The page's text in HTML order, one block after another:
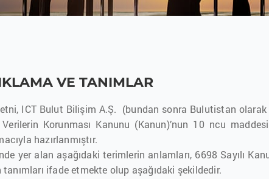
VE TANIMLAR
ICT Bulut Bilişim A.Ş. (bundan sonra Bulutistan olarak
Korunması Kanunu (Kanun)’nun 10 ncu
hazırlanmıştır.
yer alan aşağıdaki terimlerin anlamları, 6698 Sayılı
ifade etmekte olup aşağıdaki şekildedir.